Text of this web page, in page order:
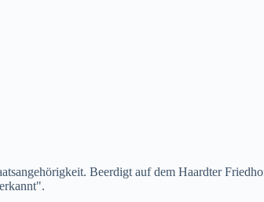
Beerdigt auf dem Haardter